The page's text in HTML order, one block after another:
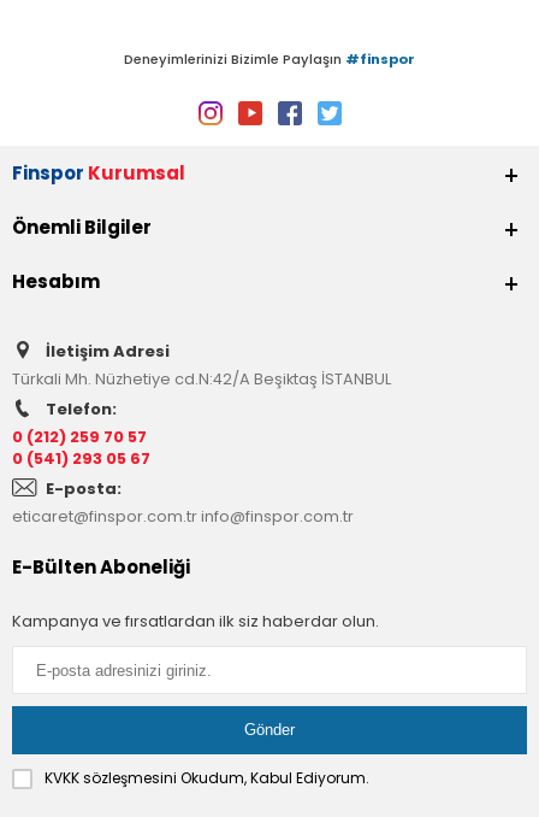
Deneyimlerinizi Bizimle Paylaşın #finspor
Finspor Kurumsal
Önemli Bilgiler
Hesabım
İletişim Adresi
Türkali Mh. Nüzhetiye cd.N:42/A Beşiktaş İSTANBUL
Telefon:
0 (212) 259 70 57
0 (541) 293 05 67
E-posta:
eticaret@finspor.com.trinfo@finspor.com.tr
E-Bülten Aboneliği
Kampanya ve fırsatlardan ilk siz haberdar olun.
KVKK sözleşmesini Okudum, Kabul Ediyorum.